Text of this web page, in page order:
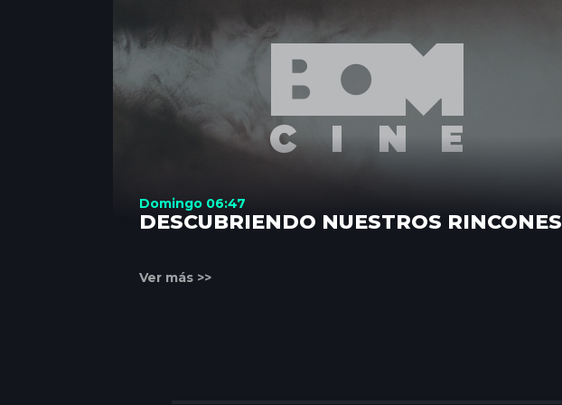
Domingo 06:47
DESCUBRIENDO NUESTROS RINCONES
Ver más >>